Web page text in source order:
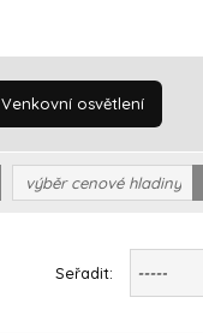
Venkovní osvětlení
výběr cenové hladiny
Seřadit: -----